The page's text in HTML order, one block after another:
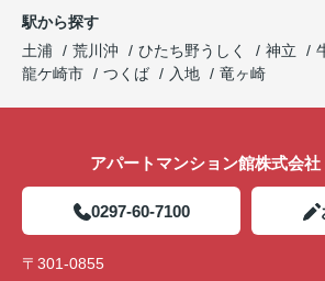
駅から探す
土浦
荒川沖 ひたち野うしく 神立
龍ケ崎市
つくば 入地 竜ヶ崎
アパートマンション館株式会
0297-60-7100
〒301-0855